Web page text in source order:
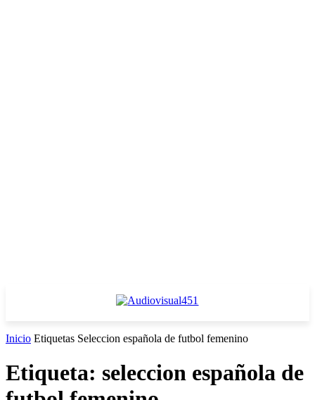
Inicio Etiquetas Seleccion española de futbol femenino
Etiqueta: seleccion española de